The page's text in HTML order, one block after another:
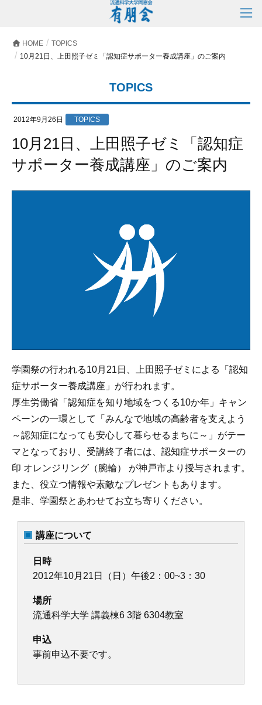
HOME
TOPICS
10月21日、上田照子ゼミ「認知症サポーター養成講座」のご案内
TOPICS
2012年9月26日 TOPICS
10月21日、上田照子ゼミ「認知症
サポーター養成講座」のご案内
学園祭の行われる10月21日、上田照子ゼミによる「認知
症サポーター養成講座」が行われます。
厚生労働省「認知症を知り地域をつくる10か年」キャン
ペーンの一環として「みんなで地域の高齢者を支えよう
～認知症になっても安心して暮らせるまちに～」がテー
マとなっており、受講終了者には、認知症サポーターの
印 オレンジリング（腕輪） が神戸市より授与されます。
また、役立つ情報や素敵なプレゼントもあります。
是非、学園祭とあわせてお立ち寄りください。
講座について
日時
2012年10月21日（日）午後2：00~3：30
場所
流通科学大学 講義棟6 3階 6304教室
申込
事前申込不要です。